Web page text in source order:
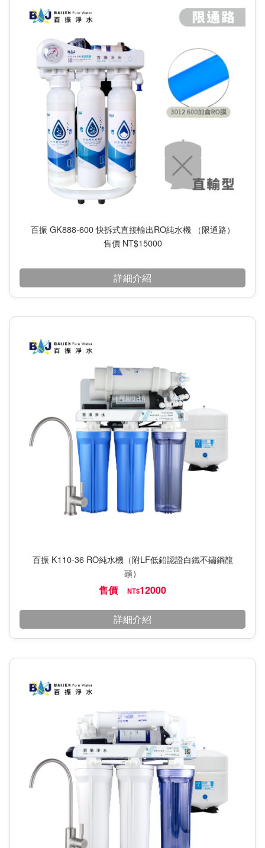
百振 GK888-600 快拆式直接輸出RO純水機 （限通路）
售價 NT$15000
詳細介紹
百振 K110-36 RO純水機（附LF低鉛認證白鐵不鏽鋼龍
頭）
售價 NT$12000
詳細介紹